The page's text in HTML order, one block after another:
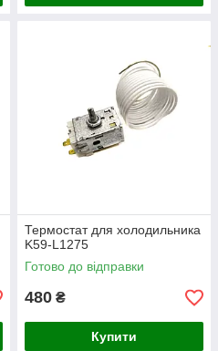
Термостат для холодильника
K59-L1275
Готово до відправки
480 ₴
Купити